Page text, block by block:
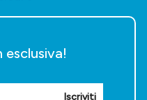
esclusiva!
Iscriviti